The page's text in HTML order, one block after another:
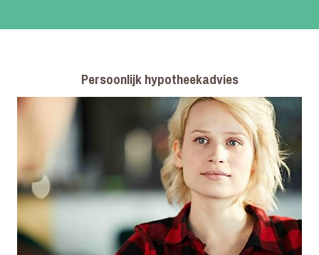
Persoonlijk hypotheekadvies